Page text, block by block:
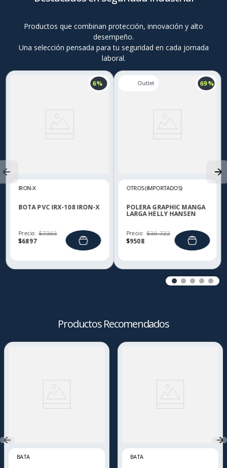
Productos que combinan protección, innovación y alto
desempeño.
Una selección pensada para tu seguridad en cada jornada
laboral.
6 %
IRON-X
BOTA PVC IRX-108 IRON-X
Precio:
$6897
$7303
69 %
OTROS (IMPORTADOS)
POLERA GRAPHIC MANGA
LARGA HELLY HANSEN
Precio:
$9508
$30.722
Productos Recomendados
BATA BATA